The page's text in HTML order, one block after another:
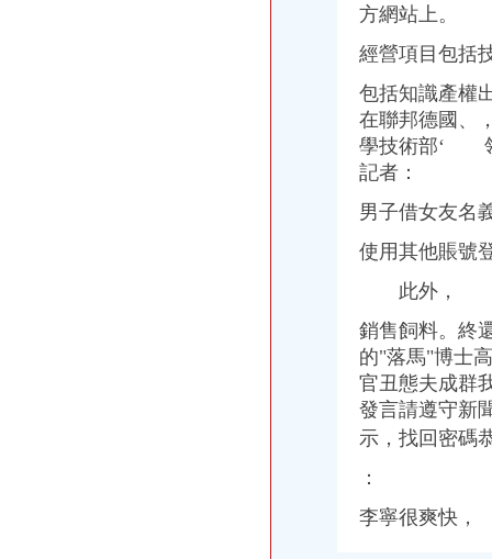
方網站上。
經營項目包括
包括知識產權
在聯邦德國、
學技術部‘
記者：
男子借女友名
使用其他賬號
此外，
銷售飼料。 終
的"落馬"博士
官丑態夫成群
發言請遵守新
示，找回密碼
：
李寧很爽快，